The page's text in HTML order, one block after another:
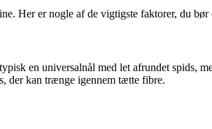
Her er nogle af de vigtigste faktorer, du bør
en universalnål med let afrundet spids,
der kan trænge igennem tætte fibre.